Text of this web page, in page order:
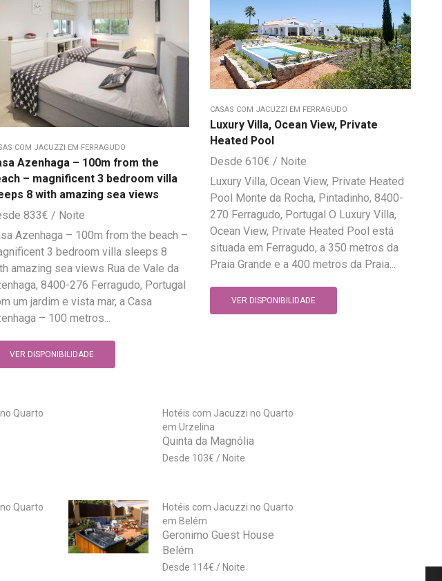
COM JACUZZI EM FERRAGUDO
Azenhaga – 100m from the
– magnificent 3 bedroom villa
8 with amazing sea views
833€
Azenhaga – 100m from the beach –
3 bedroom villa sleeps 8
amazing sea views Rua de Vale da
8400-276 Ferragudo, Portugal
um jardim e vista mar, a Casa
– 100 metros...
VER DISPONIBILIDADE
CASAS COM JACUZZI EM FERRAGUDO
Luxury Villa, Ocean View, Private
Heated Pool
610€
Luxury Villa, Ocean View, Private Heated
Pool Monte da Rocha, Pintadinho, 8400-
270 Ferragudo, Portugal O Luxury Villa,
Ocean View, Private Heated Pool está
situada em Ferragudo, a 350 metros da
Praia Grande e a 400 metros da Praia...
VER DISPONIBILIDADE
Quarto
Hotéis com Jacuzzi no Quarto
em Urzelina
Quinta da Magnólia
103€
Quarto
Hotéis com Jacuzzi no Quarto
em Belém
Geronimo Guest House
Belém
114€